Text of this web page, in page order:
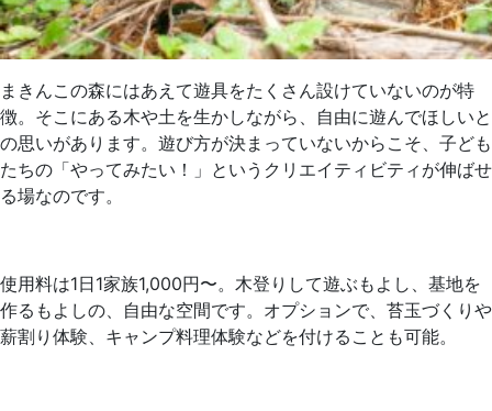
まきんこの森にはあえて遊具をたくさん設けていないのが特
徴。そこにある木や土を生かしながら、自由に遊んでほしいと
の思いがあります。遊び方が決まっていないからこそ、子ども
たちの「やってみたい！」というクリエイティビティが伸ばせ
る場なのです。
使用料は1日1家族1,000円〜。木登りして遊ぶもよし、基地を
作るもよしの、自由な空間です。オプションで、苔玉づくりや
薪割り体験、キャンプ料理体験などを付けることも可能。